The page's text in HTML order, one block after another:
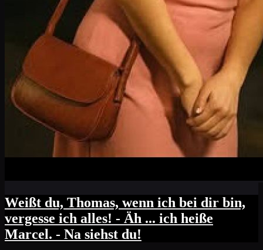
Weißt du, Thomas, wenn ich bei dir bin,
vergesse ich alles! - Äh ... ich heiße
Marcel. - Na siehst du!